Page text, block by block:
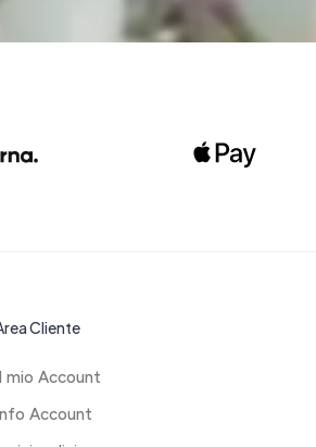
Cliente
mio Account
Account